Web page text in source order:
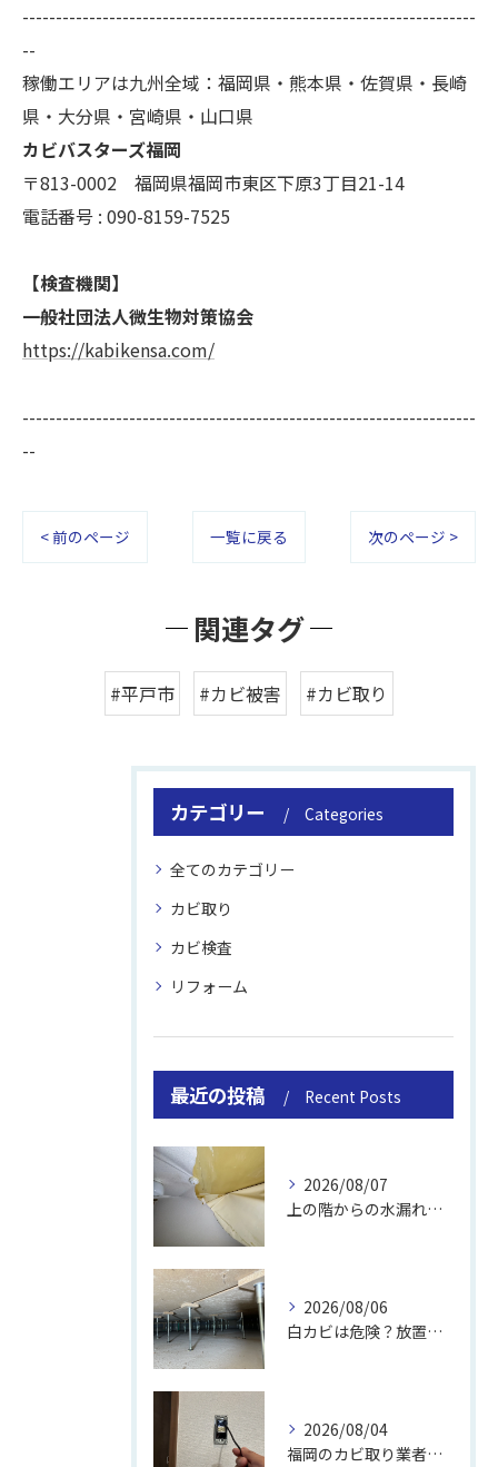
--------------------------------------------------------------------
--
稼働エリアは九州全域：福岡県・熊本県・佐賀県・長崎
県・大分県・宮崎県・山口県
カビバスターズ福岡
〒813-0002 福岡県福岡市東区下原3丁目21-14
電話番号 : 090-8159-7525
【検査機関】
一般社団法人微生物対策協会
https://kabikensa.com/
--------------------------------------------------------------------
--
< 前のページ 一覧に戻る 次のページ >
関連タグ
#平戸市 #カビ被害 #カビ取り
カテゴリー Categories
全てのカテゴリー
カビ取り
カビ検査
リフォーム
最近の投稿 Recent Posts
2026/08/07
上の階からの水漏れでカビ｜対処法と業者
2026/08/06
白カビは危険？放置のリスクと取り方
2026/08/04
福岡のカビ取り業者おすすめの選び方と費用